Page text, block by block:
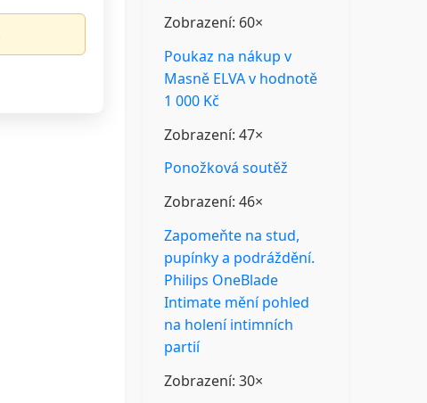
Zobrazení: 60×
Poukaz na nákup v
Masně ELVA v hodnotě
1 000 Kč
Zobrazení: 47×
Ponožková soutěž
Zobrazení: 46×
Zapomeňte na stud,
pupínky a podráždění.
Philips OneBlade
Intimate mění pohled
na holení intimních
partií
Zobrazení: 30×